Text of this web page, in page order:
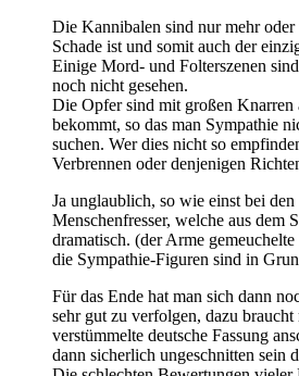
Die Kannibalen sind nur mehr
Schade ist und somit auch der
Einige Mord- und Folterszenen
noch nicht gesehen.
Die Opfer sind mit großen Knarren
bekommt, so das man Sympathie
suchen. Wer dies nicht so
Verbrennen oder denjenigen
Ja unglaublich, so wie einst bei
Menschenfresser, welche aus dem
dramatisch. (der Arme
die Sympathie-Figuren sind in
Für das Ende hat man sich dann
sehr gut zu verfolgen, dazu
verstümmelte deutsche Fassung
dann sicherlich ungeschnitten sein